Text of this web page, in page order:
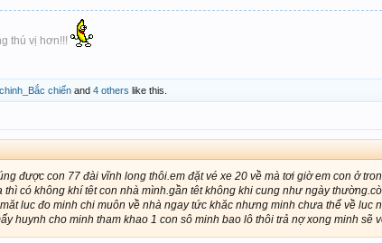
thú vị hơn!!!
chiến and 4 others like this.
được con 77 đài vĩnh long thôi.em đặt vé xe 20 về mà tơi giờ em con ở
có không khí têt con nhà mình.gần têt không khi cung như ngày
luc đo minh chi muôn về nhà ngay tức khăc nhưng minh chưa thể về luc
huynh cho minh tham khao 1 con sô minh bao lô thôi trả nợ xong minh sẽ